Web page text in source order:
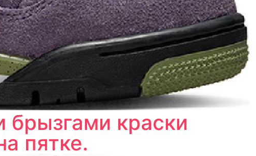
краски
пятке.